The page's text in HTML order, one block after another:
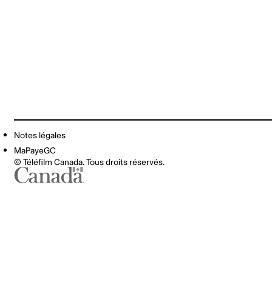
Notes légales
MaPayeGC
© Téléfilm Canada. Tous droits réservés.